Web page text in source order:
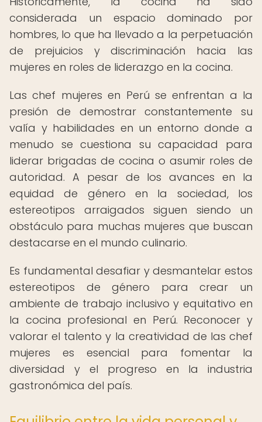
considerada un espacio dominado por
hombres, lo que ha llevado a la perpetuación
de prejuicios y discriminación hacia las
mujeres en roles de liderazgo en la cocina.
Las chef mujeres en Perú se enfrentan a la
presión de demostrar constantemente su
valía y habilidades en un entorno donde a
menudo se cuestiona su capacidad para
liderar brigadas de cocina o asumir roles de
autoridad. A pesar de los avances en la
equidad de género en la sociedad, los
estereotipos arraigados siguen siendo un
obstáculo para muchas mujeres que buscan
destacarse en el mundo culinario.
Es fundamental desafiar y desmantelar estos
estereotipos de género para crear un
ambiente de trabajo inclusivo y equitativo en
la cocina profesional en Perú. Reconocer y
valorar el talento y la creatividad de las chef
mujeres es esencial para fomentar la
diversidad y el progreso en la industria
gastronómica del país.